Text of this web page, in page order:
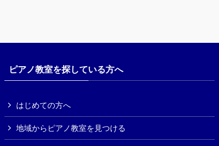
ピアノ教室を探している方へ
はじめての方へ
地域からピアノ教室を見つける